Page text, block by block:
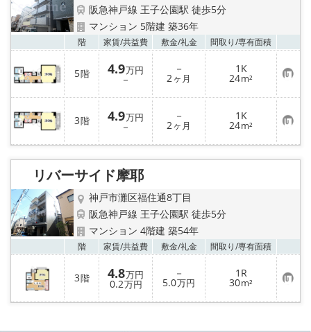
阪急神戸線 王子公園駅 徒歩5分
マンション 5階建 築36年
階 家賃/共益費 敷金/礼金 間取り/専有面積
5階 4.9万円
－
－
2ヶ月
1K
24m² お
気
に
入
り
登
録
3階 4.9万円
－
－
2ヶ月
1K
24m² お
気
に
り
リバーサイド摩耶
神戸市灘区福住通8丁目
阪急神戸線 王子公園駅 徒歩5分
マンション 4階建 築54年
階 家賃/共益費 敷金/礼金 間取り/専有面積
3階 4.8万円
0.2万円
－
5.0万円
1R
30m² お
気
に